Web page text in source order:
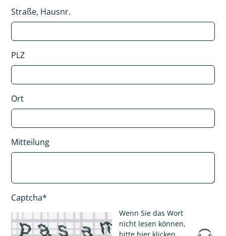
Straße, Hausnr.
PLZ
Ort
Mitteilung
Captcha*
Wenn Sie das Wort
nicht lesen können,